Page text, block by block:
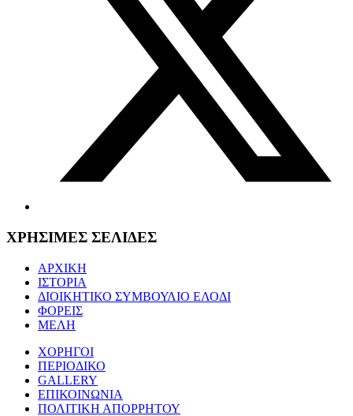
ΧΡΗΣΙΜΕΣ ΣΕΛΙΔΕΣ
ΑΡΧΙΚΗ
ΙΣΤΟΡΙΑ
ΔΙΟΙΚΗΤΙΚΟ ΣΥΜΒΟΥΛΙΟ ΕΛΟΔΙ
ΦΟΡΕΙΣ
ΜΕΛΗ
ΧΟΡΗΓΟΙ
ΠΕΡΙΟΔΙΚΟ
GALLERY
ΕΠΙΚΟΙΝΩΝΙΑ
ΠΟΛΙΤΙΚΗ ΑΠΟΡΡΗΤΟΥ